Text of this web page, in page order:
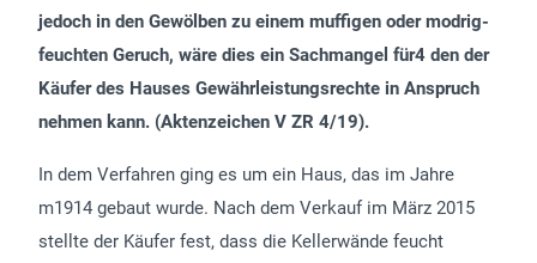
jedoch in den Gewölben zu einem muffigen oder modrig-
feuchten Geruch, wäre dies ein Sachmangel für4 den der
Käufer des Hauses Gewährleistungsrechte in Anspruch
nehmen kann. (Aktenzeichen V ZR 4/19).
In dem Verfahren ging es um ein Haus, das im Jahre
m1914 gebaut wurde. Nach dem Verkauf im März 2015
stellte der Käufer fest, dass die Kellerwände feucht